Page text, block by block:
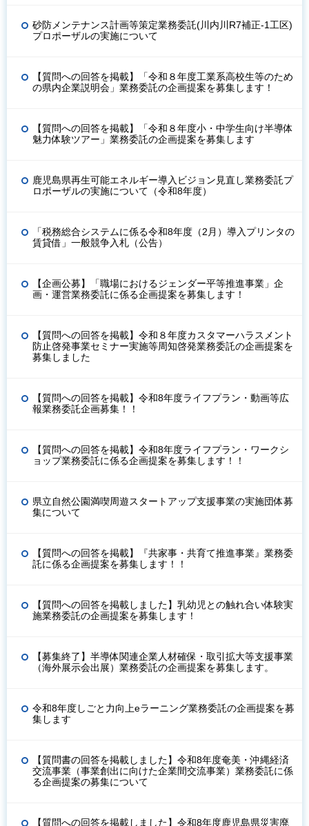
砂防メンテナンス計画等策定業務委託(川内川R7補正-1工区)
プロポーザルの実施について
【質問への回答を掲載】「令和８年度工業系高校生等のため
の県内企業説明会」業務委託の企画提案を募集します！
【質問への回答を掲載】「令和８年度小・中学生向け半導体
魅力体験ツアー」業務委託の企画提案を募集します
鹿児島県再生可能エネルギー導入ビジョン見直し業務委託プ
ロポーザルの実施について（令和8年度）
「税務総合システムに係る令和8年度（2月）導入プリンタの
賃貸借」一般競争入札（公告）
【企画公募】「職場におけるジェンダー平等推進事業」企
画・運営業務委託に係る企画提案を募集します！
【質問への回答を掲載】令和８年度カスタマーハラスメント
防止啓発事業セミナー実施等周知啓発業務委託の企画提案を
募集しました
【質問への回答を掲載】令和8年度ライフプラン・動画等広
報業務委託企画募集！！
【質問への回答を掲載】令和8年度ライフプラン・ワークシ
ョップ業務委託に係る企画提案を募集します！！
県立自然公園満喫周遊スタートアップ支援事業の実施団体募
集について
【質問への回答を掲載】『共家事・共育て推進事業』業務委
託に係る企画提案を募集します！！
【質問への回答を掲載しました】乳幼児との触れ合い体験実
施業務委託の企画提案を募集します！
【募集終了】半導体関連企業人材確保・取引拡大等支援事業
（海外展示会出展）業務委託の企画提案を募集します。
令和8年度しごと力向上eラーニング業務委託の企画提案を募
集します
【質問書の回答を掲載しました】令和8年度奄美・沖縄経済
交流事業（事業創出に向けた企業間交流事業）業務委託に係
る企画提案の募集について
【質問への回答を掲載しました】令和8年度鹿児島県災害廃